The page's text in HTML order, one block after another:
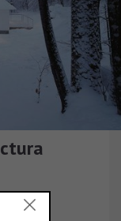
de la